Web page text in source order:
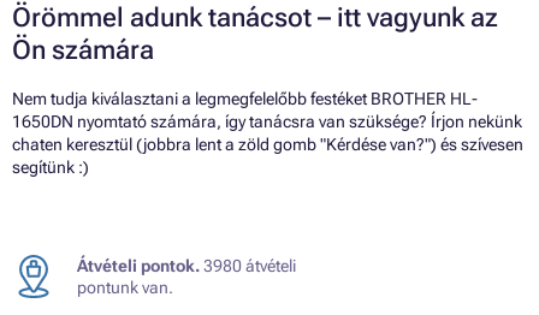
Örömmel adunk tanácsot – itt vagyunk az
Ön számára
Nem tudja kiválasztani a legmegfelelőbb festéket BROTHER HL-
1650DN nyomtató számára, így tanácsra van szüksége? Írjon nekünk
chaten keresztül (jobbra lent a zöld gomb "Kérdése van?") és szívesen
segítünk :)
Átvételi pontok.3980 átvételi
pontunk van.